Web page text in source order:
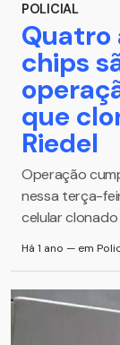
POLICIAL
Quatro
chips
que
Riedel
Operação
nessa terça-
celular
Há 1 ano — em